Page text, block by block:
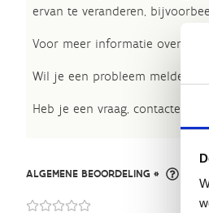
ervan te veranderen,
Voor meer informatie over
Wil je een probleem melden
Heb je een vraag, contacteer
ALGEMENE BEOORDELING *